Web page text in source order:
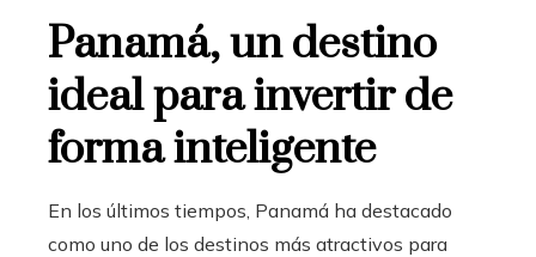
Panamá, un destino
ideal para invertir de
forma inteligente
En los últimos tiempos, Panamá ha destacado
como uno de los destinos más atractivos para